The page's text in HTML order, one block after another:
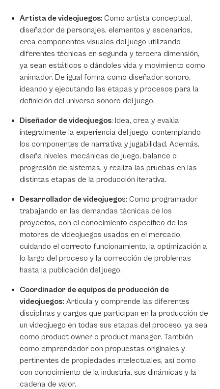
Artista de videojuegos: Como artista conceptual,
diseñador de personajes, elementos y escenarios,
crea componentes visuales del juego utilizando
diferentes técnicas en segunda y tercera dimensión,
ya sean estáticos o dándoles vida y movimiento como
animador. De igual forma como diseñador sonoro,
ideando y ejecutando las etapas y procesos para la
definición del universo sonoro del juego.
Diseñador de videojuegos: Idea, crea y evalúa
integralmente la experiencia del juego, contemplando
los componentes de narrativa y jugabilidad. Además,
diseña niveles, mecánicas de juego, balance o
progresión de sistemas, y realiza las pruebas en las
distintas etapas de la producción iterativa.
Desarrollador de videojuegos: Como programador
trabajando en las demandas técnicas de los
proyectos, con el conocimiento específico de los
motores de videojuegos usados en el mercado,
cuidando el correcto funcionamiento, la optimización a
lo largo del proceso y la corrección de problemas
hasta la publicación del juego.
Coordinador de equipos de producción de
videojuegos: Articula y comprende las diferentes
disciplinas y cargos que participan en la producción de
un videojuego en todas sus etapas del proceso, ya sea
como product owner o product manager. También
como emprendedor con propuestas originales y
pertinentes de propiedades intelectuales, así como
con conocimiento de la industria, sus dinámicas y la
cadena de valor.